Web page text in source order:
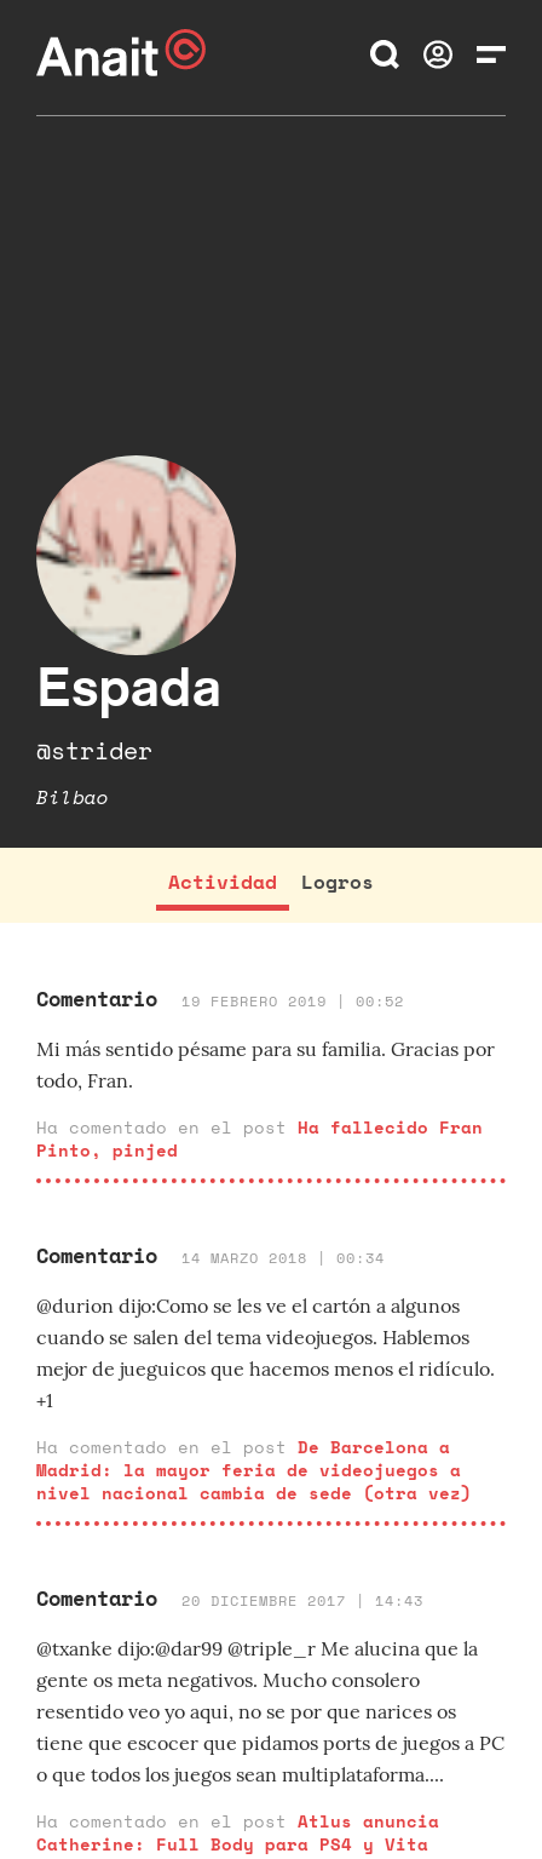
Espada
@strider
Bilbao
Actividad Logros
Comentario 19 FEBRERO 2019 | 00:52
Mi más sentido pésame para su familia. Gracias por
todo, Fran.
Ha comentado en el post Ha fallecido Fran
Pinto, pinjed
Comentario 14 MARZO 2018 | 00:34
@durion dijo:Como se les ve el cartón a algunos
cuando se salen del tema videojuegos. Hablemos
mejor de jueguicos que hacemos menos el ridículo.
+1
Ha comentado en el post De Barcelona a
Madrid: la mayor feria de videojuegos a
nivel nacional cambia de sede (otra vez)
Comentario 20 DICIEMBRE 2017 | 14:43
@txanke dijo:@dar99 @triple_r Me alucina que la
gente os meta negativos. Mucho consolero
resentido veo yo aqui, no se por que narices os
tiene que escocer que pidamos ports de juegos a PC
o que todos los juegos sean multiplataforma....
Ha comentado en el post Atlus anuncia
Catherine: Full Body para PS4 y Vita